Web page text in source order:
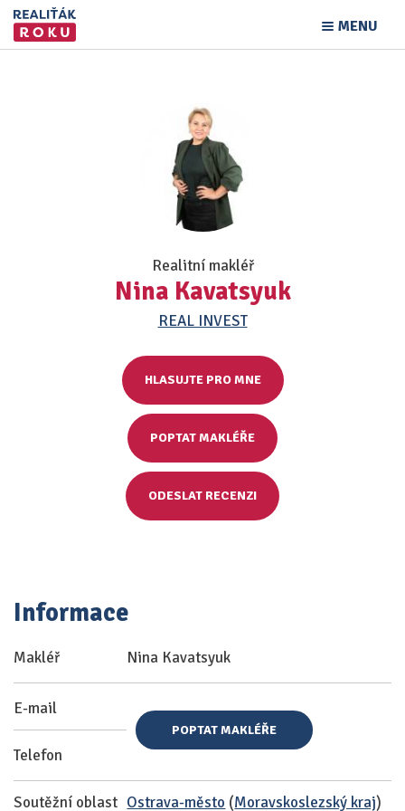
MENU
Realitní makléř
Nina Kavatsyuk
REAL INVEST
HLASUJTE PRO MNE
POPTAT MAKLÉŘE
ODESLAT RECENZI
Informace
Makléř Nina Kavatsyuk
E-mail
Telefon
POPTAT MAKLÉŘE
Soutěžní oblast Ostrava-město (Moravskoslezský kraj)